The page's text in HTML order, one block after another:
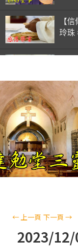
【
玲珠
錢
【
玲珠
【
—
【信
—金
【信
← 上一頁 下一頁→